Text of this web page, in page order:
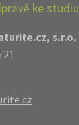
ke studiu
s.r.o.
21